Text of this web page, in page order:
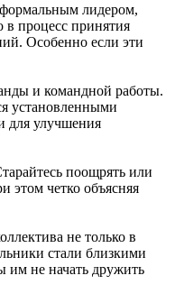
лидером,
в процесс принятия
Особенно если эти
и командной работы.
установленными
для улучшения
поощрять или
этом четко объясняя
не только в
стали близкими
им не начать дружить